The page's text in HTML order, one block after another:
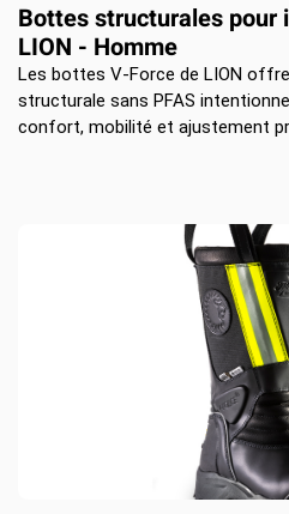
Bottes structurales pour
LION - Homme
Les bottes V-Force de LION
structurale sans PFAS
confort, mobilité et ajustement